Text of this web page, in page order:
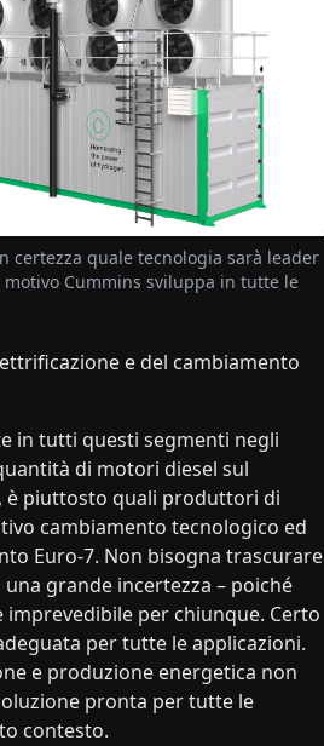
certezza quale tecnologia sarà leader
Cummins sviluppa in tutte le
e del cambiamento
in tutti questi segmenti negli
di motori diesel sul
è piuttosto quali produttori di
cambiamento tecnologico ed
Euro-7. Non bisogna trascurare
grande incertezza – poiché
per chiunque. Certo
per tutte le applicazioni.
e produzione energetica non
pronta per tutte le
contesto.